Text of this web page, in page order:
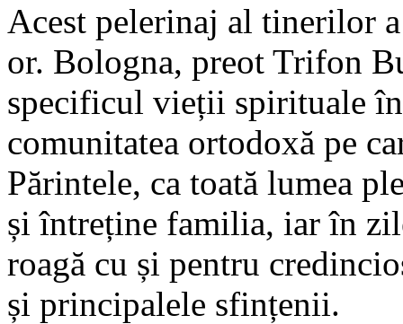
Acest pelerinaj al tinerilor
or. Bologna, preot Trifon
specificul vieții spirituale în
comunitatea ortodoxă pe
Părintele, ca toată lumea
și întreține familia, iar în
roagă cu și pentru
și principalele sfințenii.